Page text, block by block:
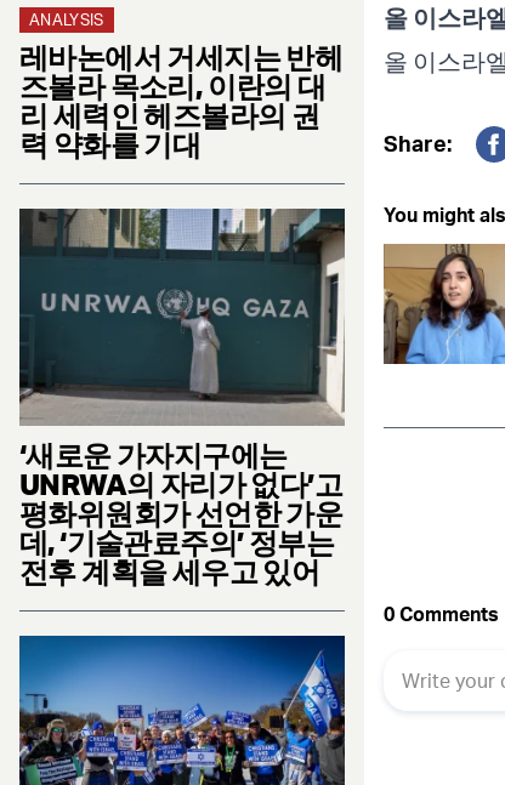
ANALYSIS
레바논에서 거세지는 반헤
즈볼라 목소리, 이란의 대
리 세력인 헤즈볼라의 권
력 약화를 기대
‘새로운 가자지구에는
UNRWA의 자리가 없다’고
평화위원회가 선언한 가운
데, ‘기술관료주의’ 정부는
전후 계획을 세우고 있어
올 이스라
올 이스라
Share:
You might